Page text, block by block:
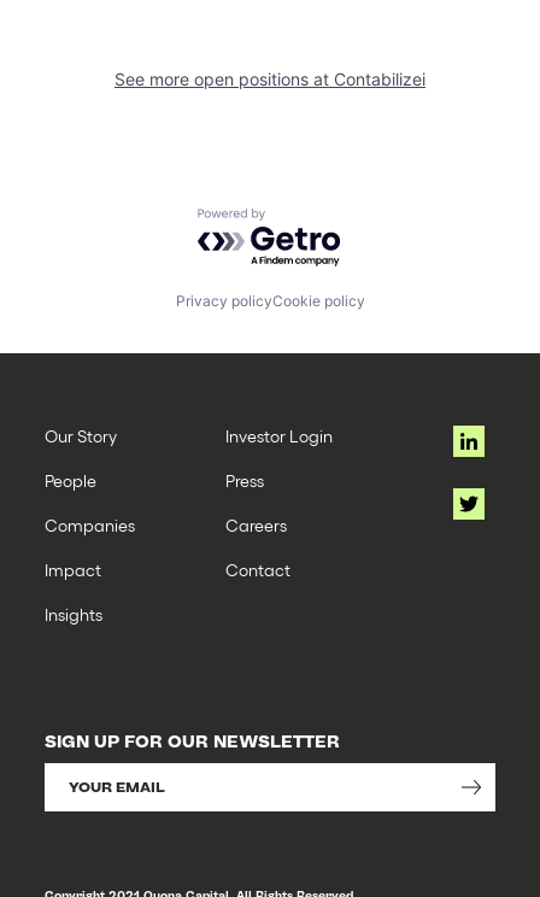
See more open positions at Contabilizei
Powered by Getro.com
Privacy policyCookie policy
Our Story
People
Companies
Impact
Insights
Investor Login
Press
Careers
Contact
SIGN UP FOR OUR NEWSLETTER